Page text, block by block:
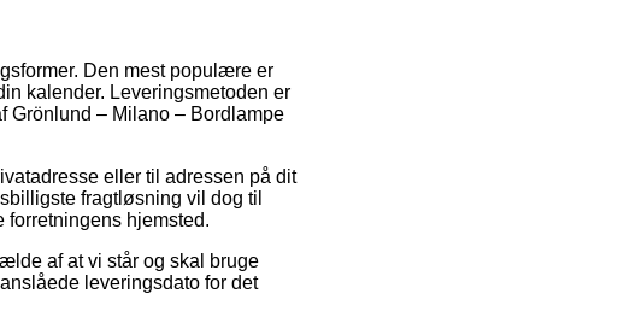
Den mest populære er
kalender. Leveringsmetoden er
Grönlund – Milano – Bordlampe
eller til adressen på dit
fragtløsning vil dog til
hjemsted.
af at vi står og skal bruge
leveringsdato for det